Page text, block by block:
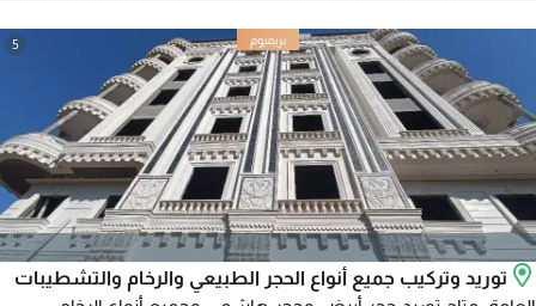
وتشطيبه من الخارج وخلصانه محارة داخليه وخلصانه سباكه خارجيه
ومتركب الأبواب الحديد علي منطقة خضراء يوجد مكان مصعد مثبوت
في الرخصة متسلمه السعر 15 مليون و500
5
توريد وتركيب جميع أنواع الحجر الطبيعي والرخام والتشطيبات